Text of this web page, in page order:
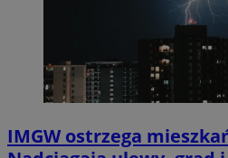
IMGW ostrzega